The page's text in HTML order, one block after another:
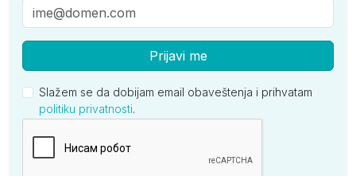
Prijavi me
Slažem se da dobijam email obaveštenja i prihvatam
politiku privatnosti.